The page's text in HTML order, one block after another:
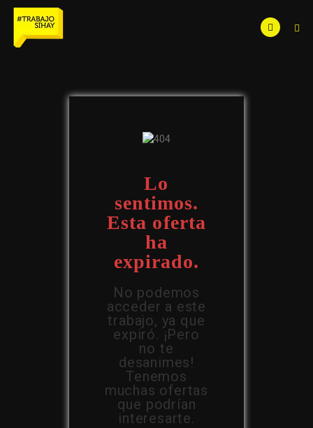
Lo
sentimos.
Esta oferta
ha
expirado.
No podemos
acceder a este
trabajo, ya que
expiró. ¡Pero
no te
desanimes!
Tenemos
muchas ofertas
que podrían
interesarte.